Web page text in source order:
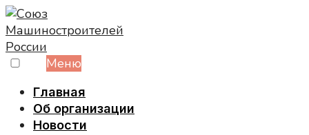
Skip
to
content
Меню
Главная
Об организации
Новости